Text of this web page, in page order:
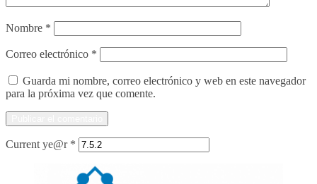
Nombre *
Correo electrónico *
Guarda mi nombre, correo electrónico y web en este navegador
para la próxima vez que comente.
Current ye@r *